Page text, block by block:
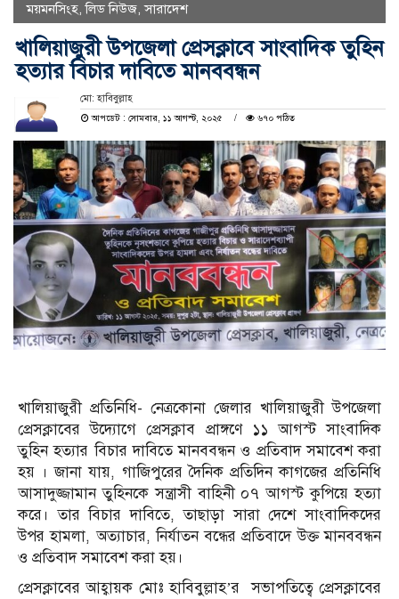
ময়মনসিংহ,লিড নিউজ,সারাদেশ
খালিয়াজুরী উপজেলা প্রেসক্লাবে সাংবাদিক তুহিন
হত্যার বিচার দাবিতে মানববন্ধন
মো: হাবিবুল্লাহ
আপডেট : সোমবার, ১১ আগস্ট, ২০২৫
৬৭০ পঠিত
খালিয়াজুরী প্রতিনিধি- নেত্রকোনা জেলার খালিয়াজুরী উপজেলা
প্রেসক্লাবের উদ্যোগে প্রেসক্লাব প্রাঙ্গণে ১১ আগস্ট সাংবাদিক
তুহিন হত্যার বিচার দাবিতে মানববন্ধন ও প্রতিবাদ সমাবেশ করা
হয় । জানা যায়, গাজিপুরের দৈনিক প্রতিদিন কাগজের প্রতিনিধি
আসাদুজ্জামান তুহিনকে সন্ত্রাসী বাহিনী ০৭ আগস্ট কুপিয়ে হত্যা
করে। তার বিচার দাবিতে, তাছাড়া সারা দেশে সাংবাদিকদের
উপর হামলা, অত্যাচার, নির্যাতন বন্ধের প্রতিবাদে উক্ত মানববন্ধন
ও প্রতিবাদ সমাবেশ করা হয়।
প্রেসক্লাবের আহ্বায়ক মোঃ হাবিবুল্লাহ’র সভাপতিত্বে প্রেসক্লাবের